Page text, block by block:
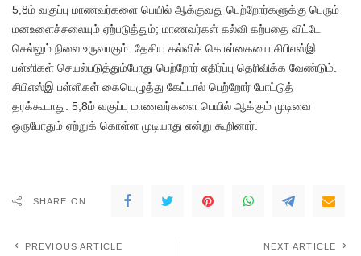
5,8ம் வகுப்பு மாணவர்களை பெயில் ஆக்குவது பெற்றோர்களுக்கு பெரும்
மனஉளைச்சலையும் ஏற்படுத்தும்; மாணவர்கள் கல்வி கற்பதை விட்டே
செல்லும் நிலை உருவாகும். தேசிய கல்விக் கொள்கையை சிபிஎஸ்இ
பள்ளிகள் செயல்படுத்தும்போது பெற்றோர் எதிர்ப்பு தெரிவிக்க வேண்டும்.
சிபிஎஸ்இ பள்ளிகள் கையெழுத்து கேட்டால் பெற்றோர் போட்டுத்
தரக்கூடாது. 5,8ம் வகுப்பு மாணவர்களை பெயில் ஆக்கும் முடிவை
ஒருபோதும் ஏற்றுக் கொள்ள முடியாது என்று கூறினார்.
SHARE ON
PREVIOUS ARTICLE NEXT ARTICLE